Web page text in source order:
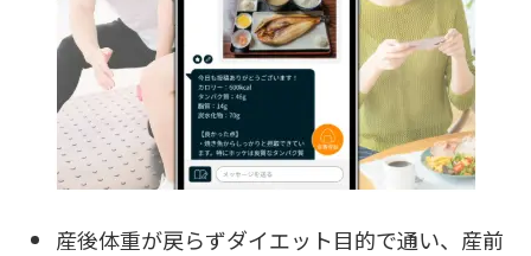
産後体重が戻らずダイエット目的で通い、産前